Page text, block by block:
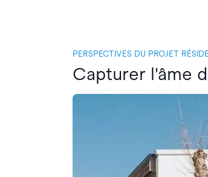
PERSPECTIVES DU PROJET
Capturer l'âme